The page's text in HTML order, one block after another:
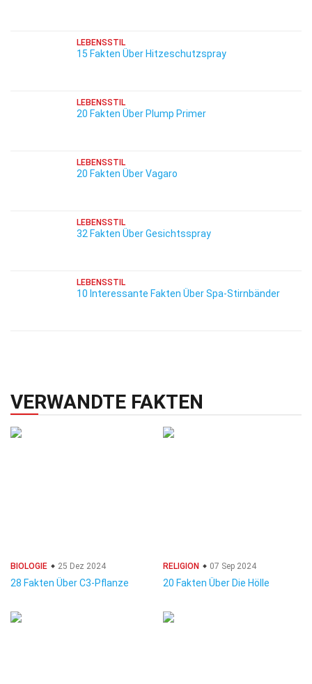
LEBENSSTIL
15 Fakten Über Hitzeschutzspray
LEBENSSTIL
20 Fakten Über Plump Primer
LEBENSSTIL
20 Fakten Über Vagaro
LEBENSSTIL
32 Fakten Über Gesichtsspray
LEBENSSTIL
10 Interessante Fakten Über Spa-Stirnbänder
VERWANDTE FAKTEN
BIOLOGIE 25 Dez 2024
28 Fakten Über C3-Pflanze
RELIGION 07 Sep 2024
20 Fakten Über Die Hölle